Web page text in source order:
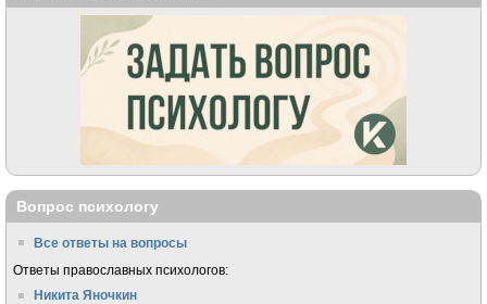
Вопрос психологу
Все ответы на вопросы
Ответы православных психологов:
Никита Яночкин